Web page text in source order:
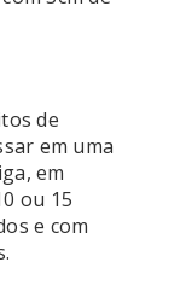
de
em uma
em
ou 15
e com